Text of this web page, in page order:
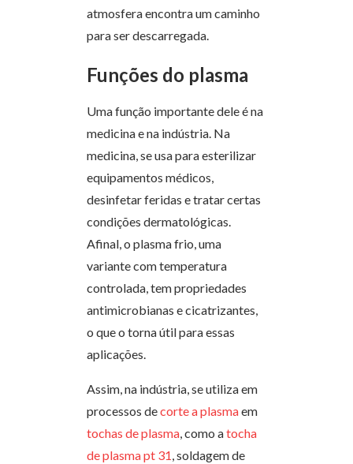
atmosfera encontra um caminho
para ser descarregada.
Funções do plasma
Uma função importante dele é na
medicina e na indústria. Na
medicina, se usa ​​para esterilizar
equipamentos médicos,
desinfetar feridas e tratar certas
condições dermatológicas.
Afinal, o plasma frio, uma
variante com temperatura
controlada, tem propriedades
antimicrobianas e cicatrizantes,
o que o torna útil para essas
aplicações.
Assim, na indústria, se utiliza em
processos decorte a plasmaem
tochas de plasma, como atocha
de plasma pt 31, soldagem de